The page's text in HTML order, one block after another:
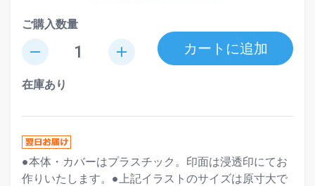
ご購入数量
remove add カートに追加
在庫あり
●本体・カバーはプラスチック。印面は浸透印にてお
作りいたします。●上記イラストのサイズは原寸大で